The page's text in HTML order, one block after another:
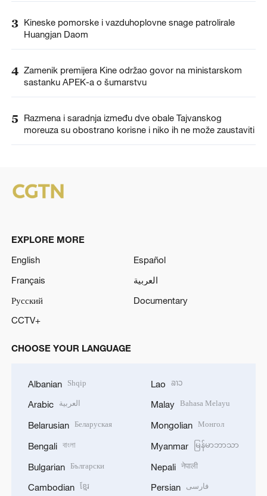
3 Kineske pomorske i vazduhoplovne snage patrolirale
Huangjan Daom
4 Zamenik premijera Kine održao govor na ministarskom
sastanku APEK-a o šumarstvu
5
Razmena i saradnja između dve obale Tajvanskog
moreuza su obostrano korisne i niko ih ne može zaustaviti
EXPLORE MORE
English
Español
Français
العربية
Русский
Documentary
CCTV+
CHOOSE YOUR LANGUAGE
Albanian Shqip
Arabic العربية
Belarusian Беларуская
Bengali বাংলা
Bulgarian Български
Cambodian ខ្មែរ
Lao ລາວ
Malay Bahasa Melayu
Mongolian Монгол
Myanmar မြန်မာဘာသာ
Nepali नेपाली
Persian فارسی